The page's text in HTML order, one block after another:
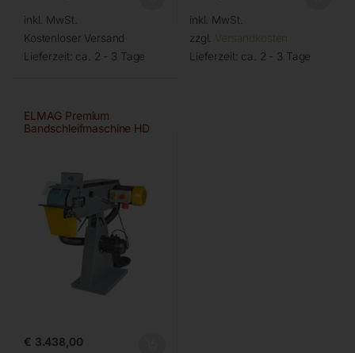
inkl. MwSt.
Kostenloser Versand
Lieferzeit: ca. 2 - 3 Tage
inkl. MwSt.
zzgl. Versandkosten
Lieferzeit: ca. 2 - 3 Tage
ELMAG Premium
Bandschleifmaschine HD
€ 3.438,00